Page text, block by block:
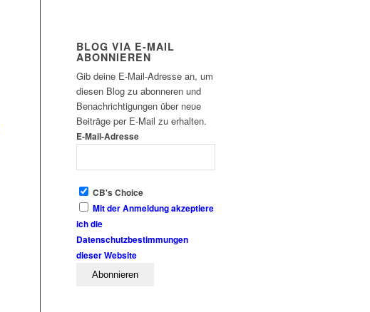
BLOG VIA E-MAIL
ABONNIEREN
Gib deine E-Mail-Adresse an, um
diesen Blog zu abonneren und
Benachrichtigungen über neue
Beiträge per E-Mail zu erhalten.
E-Mail-Adresse
CB's Choice
Mit der Anmeldung akzeptiere
ich die
Datenschutzbestimmungen
dieser Website